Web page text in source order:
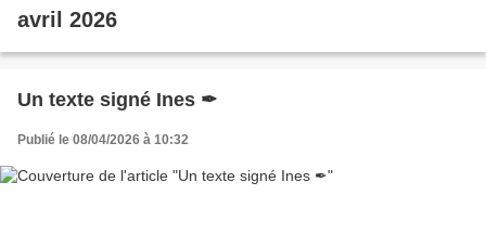
avril 2026
Un texte signé Ines ✒
Publié le 08/04/2026 à 10:32